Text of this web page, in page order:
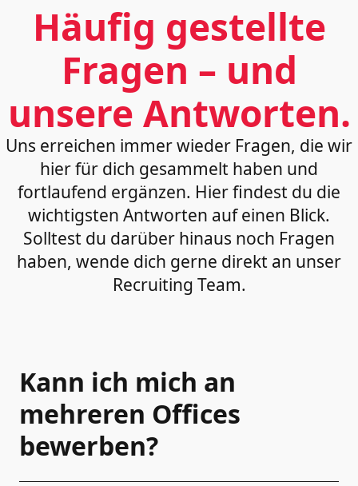
Häufig gestellte
Fragen – und
unsere Antworten.
Uns erreichen immer wieder Fragen, die wir
hier für dich gesammelt haben und
fortlaufend ergänzen. Hier findest du die
wichtigsten Antworten auf einen Blick.
Solltest du darüber hinaus noch Fragen
haben, wende dich gerne direkt an unser
Recruiting Team.
Kann ich mich an
mehreren Offices
bewerben?